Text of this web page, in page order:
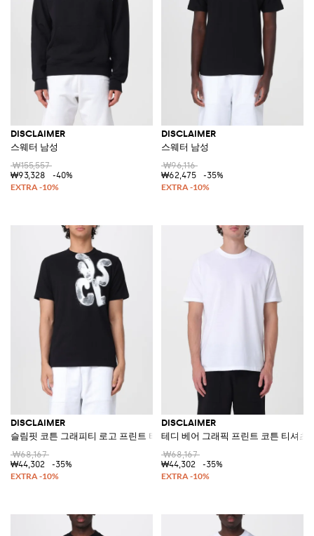
DISCLAIMER
스웨터 남성
₩155,557
₩93,328
-40%
DISCLAIMER
스웨터 남성
₩96,116
₩62,475
-35%
DISCLAIMER
슬림핏 코튼 그래피티 로고 프린트 티셔츠
₩68,167
₩44,302
-35%
DISCLAIMER
테디 베어 그래픽 프린트 코튼 티셔츠
₩68,167
₩44,302
-35%